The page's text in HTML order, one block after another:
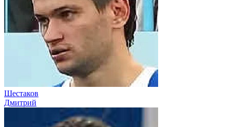
Шестаков
Дмитрий